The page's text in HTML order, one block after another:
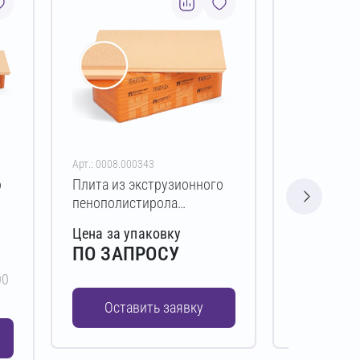
Арт.: 0008.000343
Плита из экструзионного
пенополистирола
150х585х1185 мм L
Цена за упаковку
ПО ЗАПРОСУ
Оставить заявку